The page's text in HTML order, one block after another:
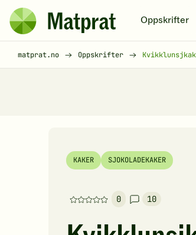
Hopp til hovedinnhold
Matprat
hjemmeside
Oppskrifter
matprat.no Oppskrifter
KAKER SJOKOLADEKAKER
0
Denne
har
10